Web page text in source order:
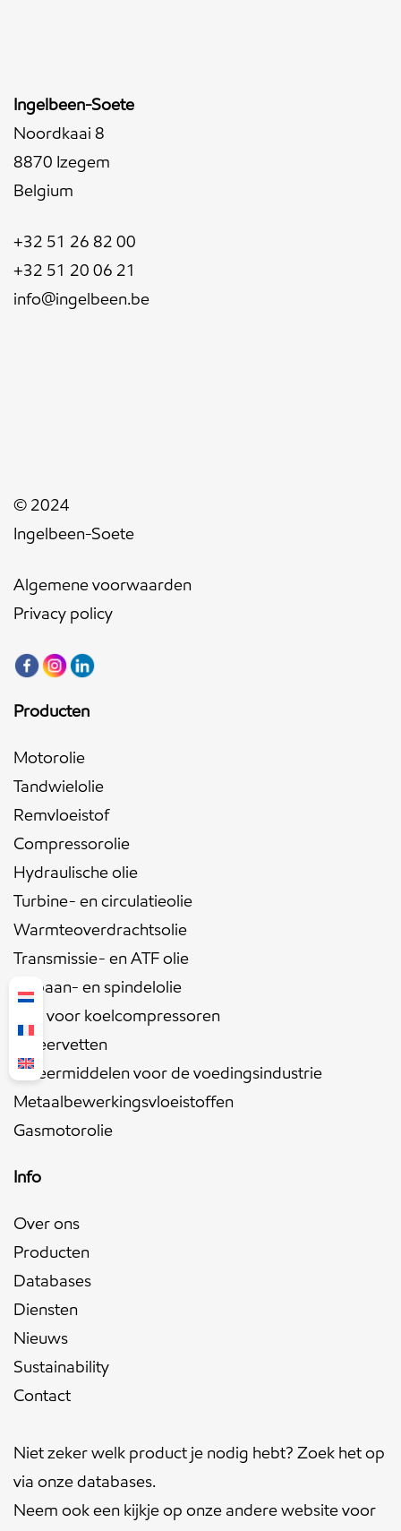
Ingelbeen-Soete
Noordkaai 8
8870 Izegem
Belgium
+32 51 26 82 00
+32 51 20 06 21
info@ingelbeen.be
© 2024
Ingelbeen-Soete
Algemene voorwaarden
Privacy policy
Producten
Motorolie
Tandwielolie
Remvloeistof
Compressorolie
Hydraulische olie
Turbine- en circulatieolie
Warmteoverdrachtsolie
Transmissie- en ATF olie
Leibaan- en spindelolie
Olie voor koelcompressoren
Smeervetten
Smeermiddelen voor de voedingsindustrie
Metaalbewerkingsvloeistoffen
Gasmotorolie
Info
Over ons
Producten
Databases
Diensten
Nieuws
Sustainability
Contact
Niet zeker welk product je nodig hebt? Zoek het op
via onzedatabases.
Neem ook een kijkje op onze andere website voor